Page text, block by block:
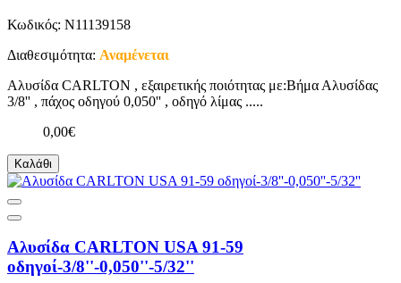
Κωδικός: N11139158
Διαθεσιμότητα: Αναμένεται
Αλυσίδα CARLTON , εξαιρετικής ποιότητας με:Βήμα Αλυσίδας
3/8'' , πάχος οδηγού 0,050'' , οδηγό λίμας .....
0,00€
Καλάθι
Αλυσίδα CARLTON USA 91-59
οδηγοί-3/8''-0,050''-5/32''